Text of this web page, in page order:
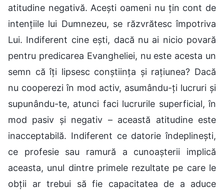
atitudine negativă. Acești oameni nu țin cont de
intențiile lui Dumnezeu, se răzvrătesc împotriva
Lui. Indiferent cine ești, dacă nu ai nicio povară
pentru predicarea Evangheliei, nu este acesta un
semn că îți lipsesc conștiința și rațiunea? Dacă
nu cooperezi în mod activ, asumându-ți lucruri și
supunându-te, atunci faci lucrurile superficial, în
mod pasiv și negativ – această atitudine este
inacceptabilă. Indiferent ce datorie îndeplinești,
ce profesie sau ramură a cunoașterii implică
aceasta, unul dintre primele rezultate pe care le
obții ar trebui să fie capacitatea de a aduce